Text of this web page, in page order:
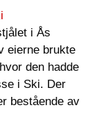
i Ås
eierne brukte
den hadde
i Ski. Der
bestående av